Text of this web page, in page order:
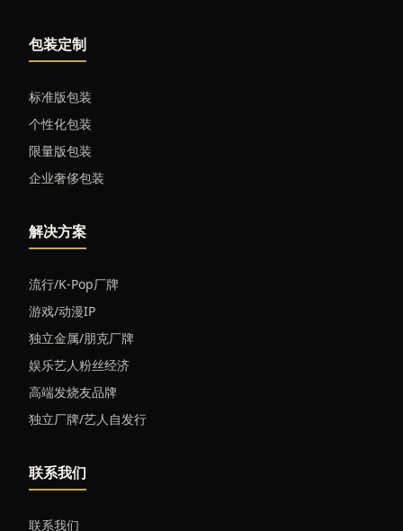
包装定制
标准版包装
个性化包装
限量版包装
企业奢侈包装
解决方案
流行/K-Pop厂牌
游戏/动漫IP
独立金属/朋克厂牌
娱乐艺人粉丝经济
高端发烧友品牌
独立厂牌/艺人自发行
联系我们
联系我们